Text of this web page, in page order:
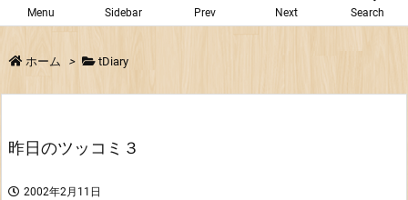
Menu Sidebar Prev Next Search
ホーム > tDiary
昨日のツッコミ３
2002年2月11日